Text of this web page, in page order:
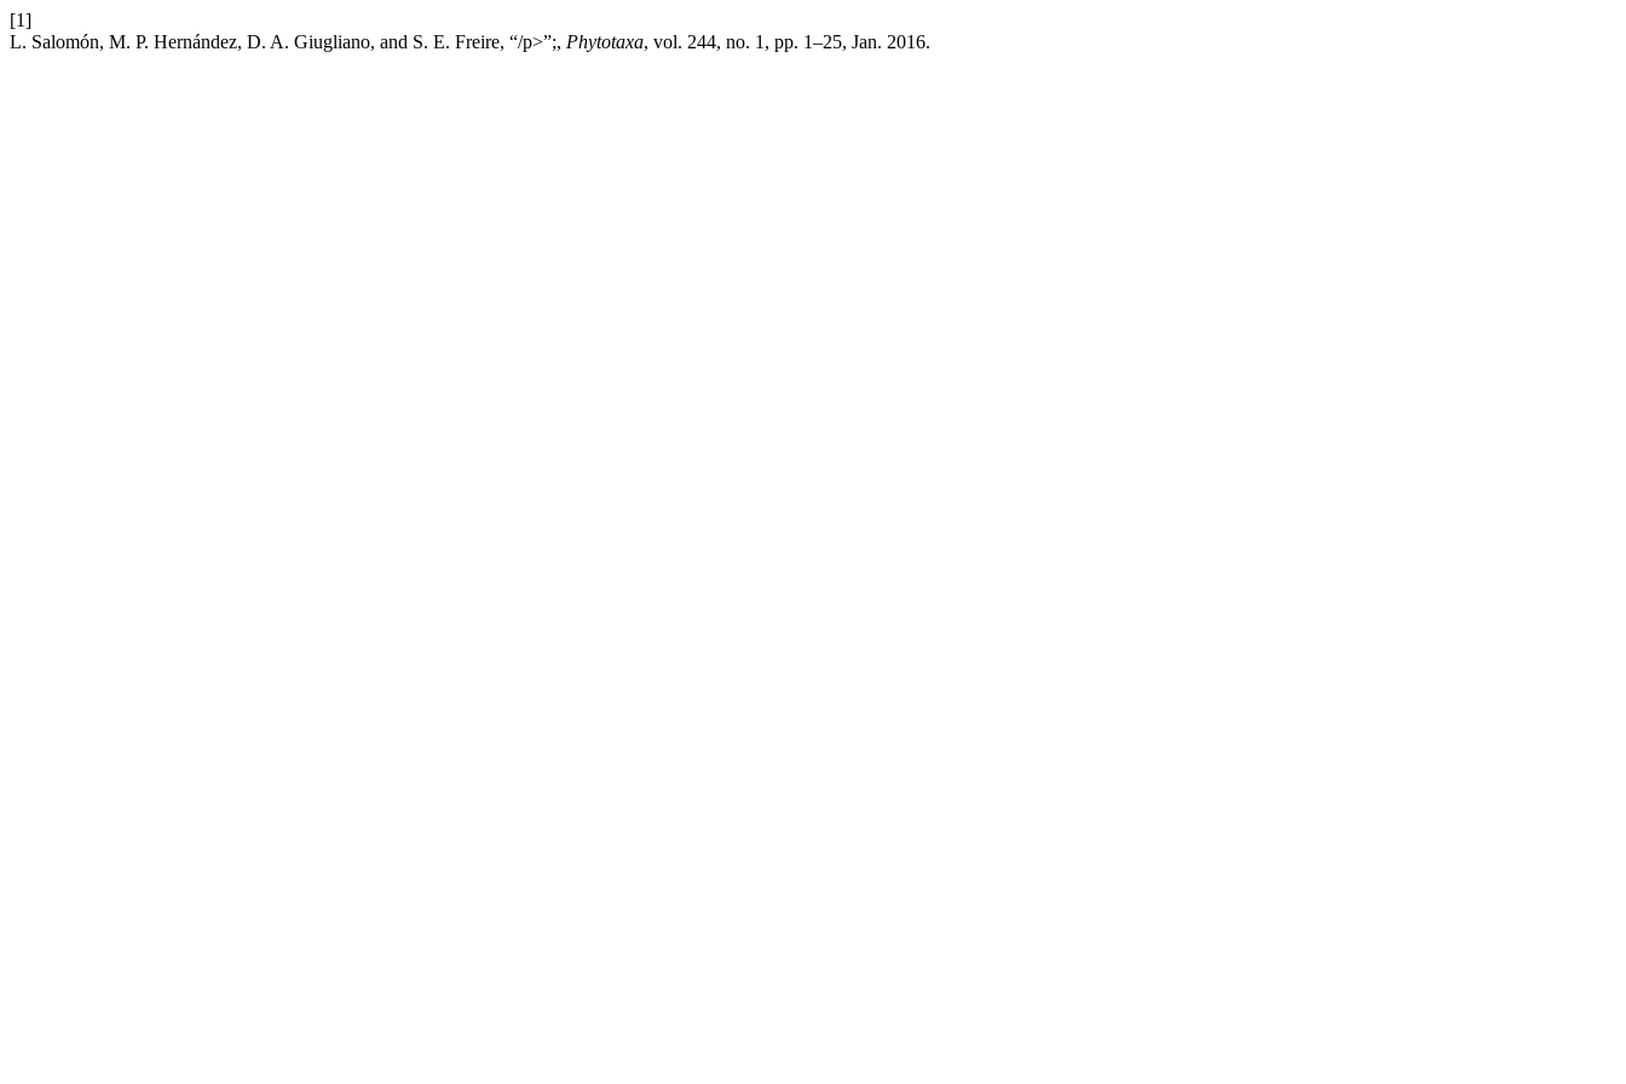
[1]
L. Salomón, M. P. Hernández, D. A. Giugliano, and S. E. Freire, “/p>”;, Phytotaxa, vol. 244, no. 1, pp. 1–25, Jan. 2016.